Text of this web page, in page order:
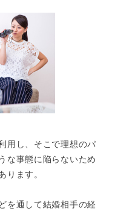
用し、そこで理想のパ
な事態に陥らないため
ります。
を通して結婚相手の経